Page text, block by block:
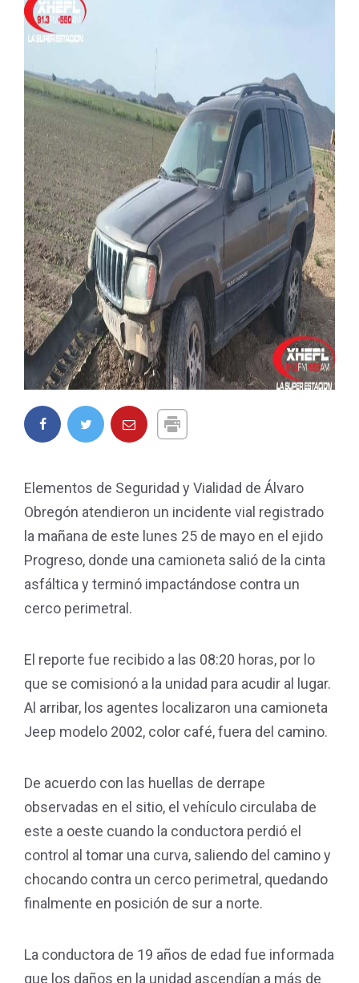
Elementos de Seguridad y Vialidad de Álvaro
Obregón atendieron un incidente vial registrado
la mañana de este lunes 25 de mayo en el ejido
Progreso, donde una camioneta salió de la cinta
asfáltica y terminó impactándose contra un
cerco perimetral.
El reporte fue recibido a las 08:20 horas, por lo
que se comisionó a la unidad para acudir al lugar.
Al arribar, los agentes localizaron una camioneta
Jeep modelo 2002, color café, fuera del camino.
De acuerdo con las huellas de derrape
observadas en el sitio, el vehículo circulaba de
este a oeste cuando la conductora perdió el
control al tomar una curva, saliendo del camino y
chocando contra un cerco perimetral, quedando
finalmente en posición de sur a norte.
La conductora de 19 años de edad fue informada
que los daños en la unidad ascendían a más de